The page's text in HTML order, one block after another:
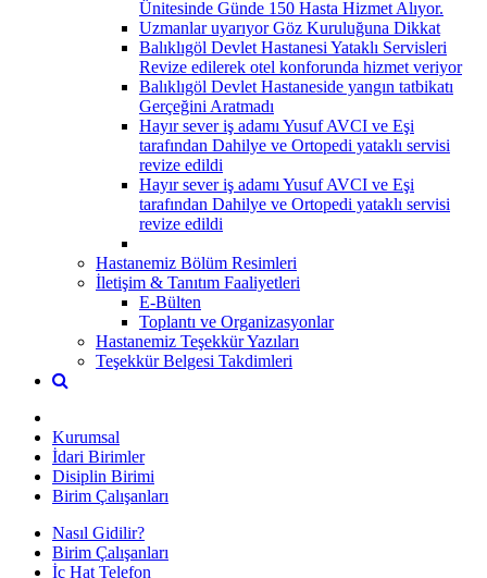
Ünitesinde Günde 150 Hasta Hizmet Alıyor.
Uzmanlar uyarıyor Göz Kuruluğuna Dikkat
Balıklıgöl Devlet Hastanesi Yataklı Servisleri
Revize edilerek otel konforunda hizmet veriyor
Balıklıgöl Devlet Hastaneside yangın tatbikatı
Gerçeğini Aratmadı
Hayır sever iş adamı Yusuf AVCI ve Eşi
tarafından Dahilye ve Ortopedi yataklı servisi
revize edildi
Hayır sever iş adamı Yusuf AVCI ve Eşi
tarafından Dahilye ve Ortopedi yataklı servisi
revize edildi
Hastanemiz Bölüm Resimleri
İletişim & Tanıtım Faaliyetleri
E-Bülten
Toplantı ve Organizasyonlar
Hastanemiz Teşekkür Yazıları
Teşekkür Belgesi Takdimleri
Kurumsal
İdari Birimler
Disiplin Birimi
Birim Çalışanları
Nasıl Gidilir?
Birim Çalışanları
İç Hat Telefon